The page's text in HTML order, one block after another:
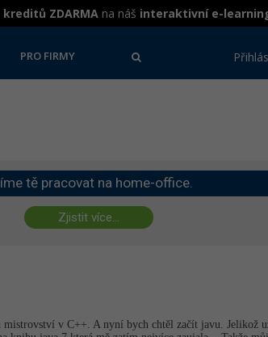
ZDARMA na náš interaktivní e-
PRO FIRMY
tě pracovat na home-office.
Zjistit více...
v C++. A nyní bych chtěl začít javu. Jelikož